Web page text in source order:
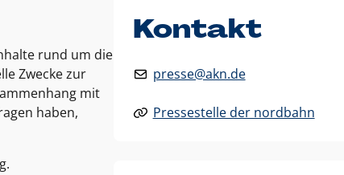
rund um die
Zwecke zur
mit
haben,
Kontakt
presse@akn.de
Pressestelle der nordbahn